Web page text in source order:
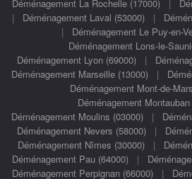
Déménagement La Rochelle (17000)|
| Déménagement Laval (53000)|
| Déménagement Le Puy-en-
Déménagement Lons-le-
Déménagement Lyon (69000) |
Déménagement Marseille (13000)|
Déménagement Mont-de-
Déménagement
Déménagement Moulins (03000) |
Déménagement Nevers (58000)|
Déménagement Nîmes (30000)|
Déménagement Pau (64000)|
Déménagement Perpignan (66000) |